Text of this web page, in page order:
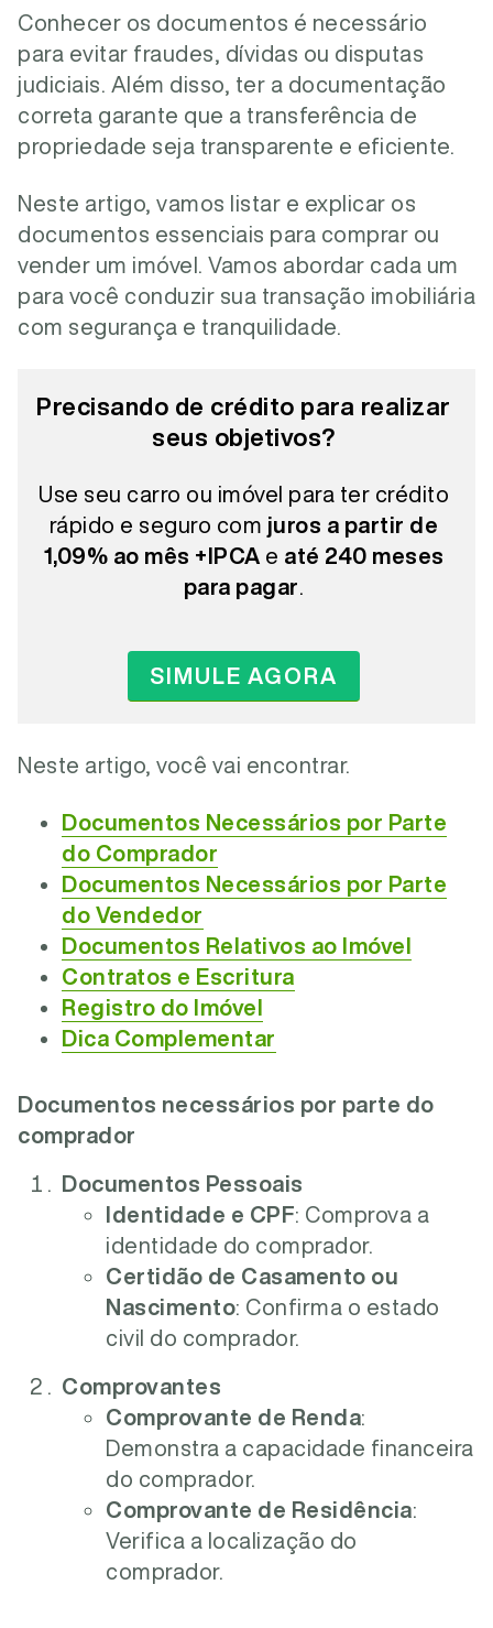
Conhecer os documentos é necessário
para evitar fraudes, dívidas ou disputas
judiciais. Além disso, ter a documentação
correta garante que a transferência de
propriedade seja transparente e eficiente.
Neste artigo, vamos listar e explicar os
documentos essenciais para comprar ou
vender um imóvel. Vamos abordar cada um
para você conduzir sua transação imobiliária
com segurança e tranquilidade.
Precisando de crédito para realizar
seus objetivos?
Use seu carro ou imóvel para ter crédito
rápido e seguro com juros a partir de
1,09% ao mês +IPCA e até 240 meses
para pagar
SIMULE AGORA
Neste artigo, você vai encontrar.
Documentos Necessários por Parte
do Comprador
Documentos Necessários por Parte
do Vendedor
Documentos Relativos ao Imóvel
Contratos e Escritura
Registro do Imóvel
Dica Complementar
Documentos necessários por parte do
comprador
Documentos Pessoais
Identidade e CPF: Comprova a
identidade do comprador.
Certidão de Casamento ou
Nascimento: Confirma o estado
civil do comprador.
Comprovantes
Comprovante de Renda:
Demonstra a capacidade financeira
do comprador.
Comprovante de Residência:
Verifica a localização do
comprador.